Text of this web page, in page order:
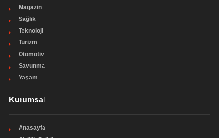
Magazin
Sağlık
Teknoloji
Turizm
Otomotiv
Savunma
Yaşam
Kurumsal
Anasayfa